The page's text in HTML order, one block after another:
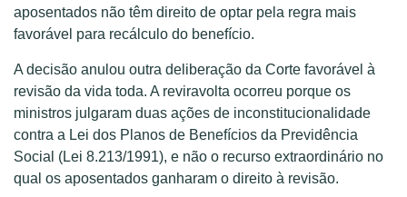
aposentados não têm direito de optar pela regra mais
favorável para recálculo do benefício.
A decisão anulou outra deliberação da Corte favorável à
revisão da vida toda. A reviravolta ocorreu porque os
ministros julgaram duas ações de inconstitucionalidade
contra a Lei dos Planos de Benefícios da Previdência
Social (Lei 8.213/1991), e não o recurso extraordinário no
qual os aposentados ganharam o direito à revisão.